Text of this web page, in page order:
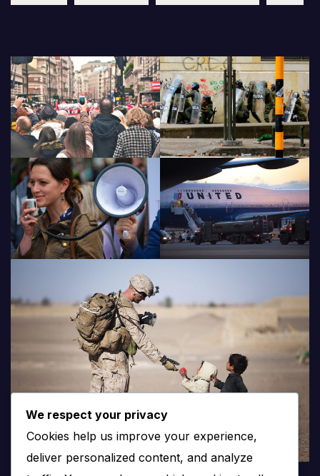
We respect your privacy
Cookies help us improve your experience,
deliver personalized content, and analyze